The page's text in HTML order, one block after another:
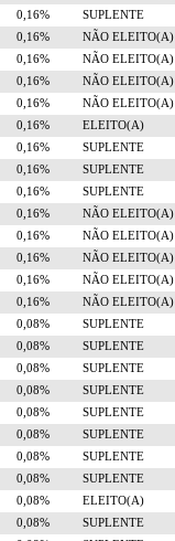
0,16%
SUPLENTE
0,16%
NÃO ELEITO(A)
0,16%
NÃO ELEITO(A)
0,16%
NÃO ELEITO(A)
0,16%
NÃO ELEITO(A)
0,16%
ELEITO(A)
0,16%
SUPLENTE
0,16%
SUPLENTE
0,16%
SUPLENTE
0,16%
NÃO ELEITO(A)
0,16%
NÃO ELEITO(A)
0,16%
NÃO ELEITO(A)
0,16%
NÃO ELEITO(A)
0,16%
NÃO ELEITO(A)
0,08%
SUPLENTE
0,08%
SUPLENTE
0,08%
SUPLENTE
0,08%
SUPLENTE
0,08%
SUPLENTE
0,08%
SUPLENTE
0,08%
SUPLENTE
0,08%
SUPLENTE
0,08%
ELEITO(A)
0,08%
SUPLENTE